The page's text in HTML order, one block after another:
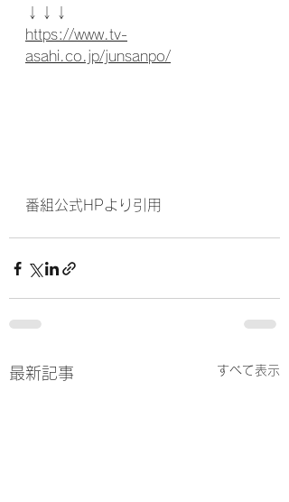
↓↓↓
https://www.tv-
asahi.co.jp/junsanpo/
番組公式HPより引用
最新記事 すべて表示